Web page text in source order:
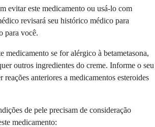
evitar este medicamento ou usá-lo com
revisará seu histórico médico para
para você.
medicamento se for alérgico à betametasona,
outros ingredientes do creme. Informe o seu
reações anteriores a medicamentos esteroides
de pele precisam de consideração
medicamento: